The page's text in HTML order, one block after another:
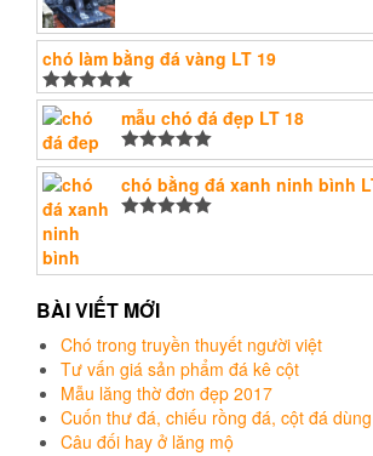
hạng5.005
sao
chó làm bằng đá vàng LT 19
Được xếp
hạng5.00
5
sao
mẫu chó đá đẹp LT 18
Được xếp
hạng5.005
sao
chó bằng đá xanh ninh bình
BÀI VIẾT MỚI
Chó trong truyền thuyết người việt
Tư vấn giá sản phẩm đá kê cột
Mẫu lăng thờ đơn đẹp 2017
Cuốn thư đá, chiếu rồng đá, cột đá
Câu đối hay ở lăng mộ